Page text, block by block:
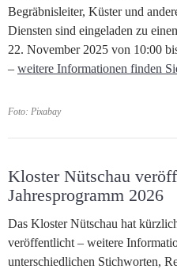
Begräbnisleiter, Küster und
Diensten sind eingeladen zu
22. November 2025 von 10:00
– weitere Informationen finden
Foto: Pixabay
Kloster Nütschau
Jahresprogramm 2026
Das Kloster Nütschau hat
veröffentlicht – weitere
unterschiedlichen Stichworten,